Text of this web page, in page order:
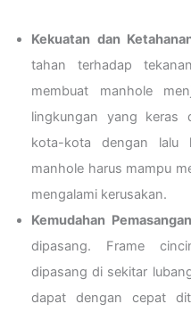
Kekuatan dan
tahan terhadap
membuat manhole
lingkungan yang keras
kota-kota dengan lalu
manhole harus mampu
mengalami kerusakan.
Kemudahan Pemasangan
dipasang. Frame
dipasang di sekitar
dapat dengan cepat